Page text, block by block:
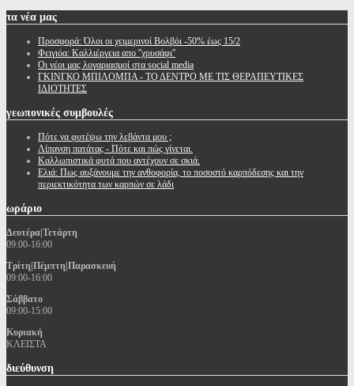
τα νέα μας
Προσφορά: Όλοι οι χειμερινοί Βολβόι -50% έως 15/2
Φειγιόα: Καλλιέργεια απο ''χρυσάφι''
Oι νέοι μας λογαριασμοί στα social media
ΓΚΙΝΓΚΟ ΜΠΙΛΟΜΠΑ - ΤΟ ΔΕΝΤΡΟ ΜΕ ΤΙΣ ΘΕΡΑΠΕΥΤΙΚΕΣ
ΙΔΙΟΤΗΤΕΣ
γεωπονικές συμβουλές
Πότε να φυτέψω την λεβάντα μου ;
Λίπανση πατάτας - Πότε και πώς γίνεται.
Καλλωπιστικά φυτά που αντέχουν σε σκιά.
Ελιά: Πως αυξάνουμε την ανθοφορία, το ποσοστό καρπόδεσης και την
περιεκτικότητα των καρπών σε λάδι
ωράριο
Δευτέρα|Τετάρτη
09:00-16:00
Τρίτη|Πέμπτη|Παρασκευή
09:00-16:00
Σάββατο
09:00-15:00
Κυριακή
ΚΛΕΙΣΤΑ
διεύθυνση